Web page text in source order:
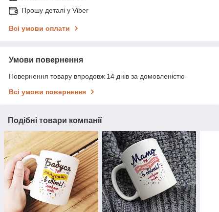
Прошу деталі у Viber
Всі умови оплати
Умови повернення
Повернення товару впродовж 14 днів за домовленістю
Всі умови повернення
Подібні товари компанії